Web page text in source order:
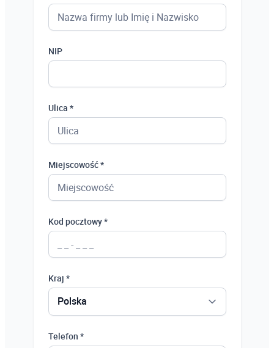
NIP
Ulica *
Miejscowość *
Kod pocztowy *
Kraj *
Polska
Telefon *
Polska